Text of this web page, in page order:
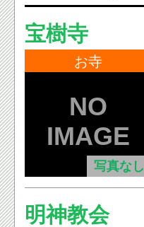
宝樹寺
お寺
写真なし
明神教会